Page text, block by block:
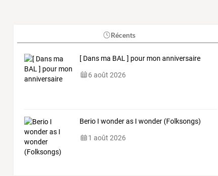
Récents
[ Dans ma BAL ] pour mon anniversaire
6 août 2026
Berio I wonder as I wonder (Folksongs)
1 août 2026